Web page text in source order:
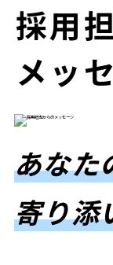
採用
メッ
あなた
寄り添